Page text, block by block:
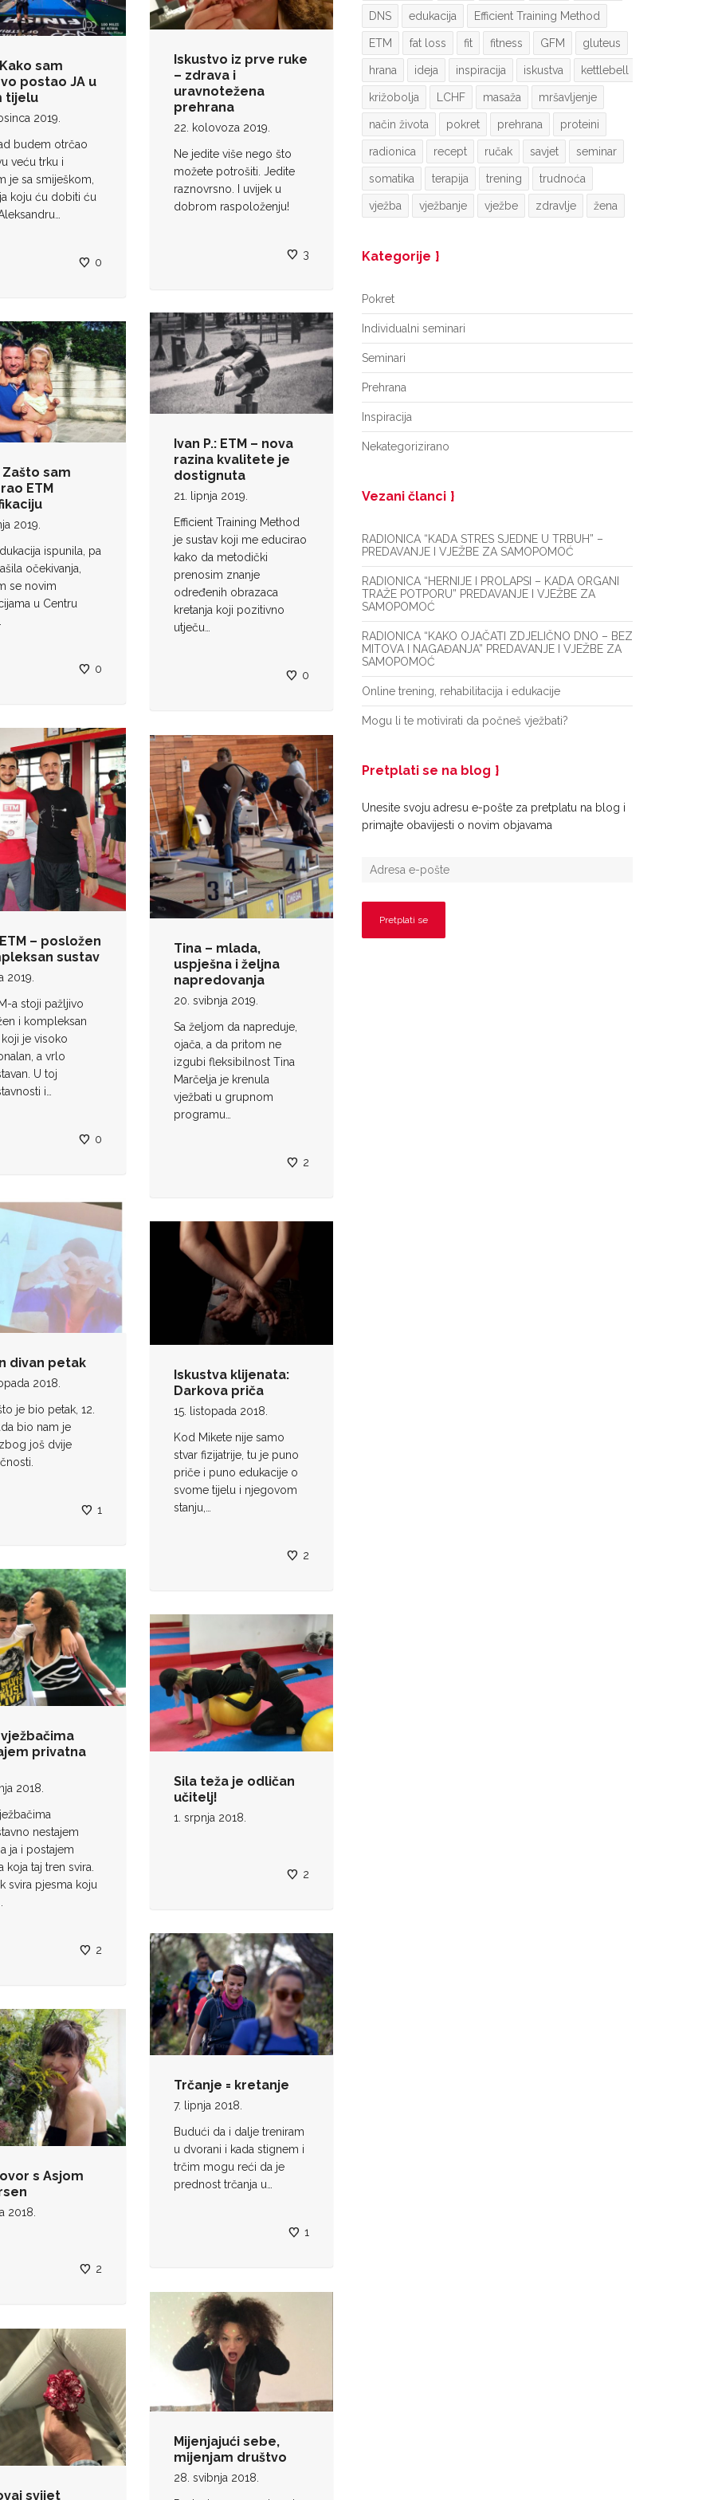
sam
postao JA u
tijelu
2019.
budem otrčao
veću trku i
je sa smiješkom,
koju ću dobiti ću
0
Iskustvo iz prve ruke
– zdrava i
uravnotežena
prehrana
22. kolovoza 2019.
Ne jedite više nego što
možete potrošiti. Jedite
raznovrsno. I uvijek u
dobrom raspoloženju!
3
Ivan P.: ETM – nova
razina kvalitete je
dostignuta
21. lipnja 2019.
Efficient Training Method
je sustav koji me educirao
kako da metodički
prenosim znanje
određenih obrazaca
kretanja koji pozitivno
utječu…
0
Zašto sam
ETM
2019.
ispunila, pa
očekivanja,
se novim
u Centru
0
– posložen
sustav
2019.
a stoji pažljivo
i kompleksan
je visoko
a vrlo
U toj
i…
0
Tina – mlada,
uspješna i željna
napredovanja
20. svibnja 2019.
Sa željom da napreduje,
ojača, a da pritom ne
izgubi fleksibilnost Tina
Marčelja je krenula
vježbati u grupnom
programu…
2
divan petak
2018.
je bio petak, 12.
bio nam je
još dvije
1
Iskustva klijenata:
Darkova priča
15. listopada 2018.
Kod Mikete nije samo
stvar fizijatrije, tu je puno
priče i puno edukacije o
svome tijelu i njegovom
stanju,…
2
privatna
2018.
nestajem
ja i postajem
koja taj tren svira.
svira pjesma koju
2
Sila teža je odličan
učitelj!
1. srpnja 2018.
2
Trčanje = kretanje
7. lipnja 2018.
Budući da i dalje treniram
u dvorani i kada stignem i
trčim mogu reći da je
prednost trčanja u…
1
s Asjom
2018.
2
Mijenjajući sebe,
mijenjam društvo
28. svibnja 2018.
svijet
DNS edukacija Efficient Training Method
ETM fat loss fit fitness GFM gluteus
hrana ideja inspiracija iskustva kettlebell
križobolja LCHF masaža mršavljenje
način života pokret prehrana proteini
radionica recept ručak savjet seminar
somatika terapija trening trudnoća
vježba vježbanje vježbe zdravlje žena
Kategorije
Pokret
Individualni seminari
Seminari
Prehrana
Inspiracija
Nekategorizirano
Vezani članci
RADIONICA “KADA STRES SJEDNE U TRBUH” –
PREDAVANJE I VJEŽBE ZA SAMOPOMOĆ
RADIONICA “HERNIJE I PROLAPSI – KADA ORGANI
TRAŽE POTPORU” PREDAVANJE I VJEŽBE ZA
SAMOPOMOĆ
RADIONICA “KAKO OJAČATI ZDJELIČNO DNO – BEZ
MITOVA I NAGAĐANJA” PREDAVANJE I VJEŽBE ZA
SAMOPOMOĆ
Online trening, rehabilitacija i edukacije
Mogu li te motivirati da počneš vježbati?
Pretplati se na blog
Unesite svoju adresu e-pošte za pretplatu na blog i
primajte obavijesti o novim objavama